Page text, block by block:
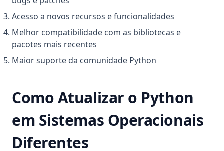
Pandasql - Pacote Python para Consultar DataFrames
Pandasql - Python Package for Querying DataFrames Using
Python Vector Database: The Best Databases and Tools for
Renomeando colunas no Pandas: Um guia completo
Reorganização de Colunas no Pandas: Técnicas Eficientes
Acesso a novos recursos e funcionalidades
Melhor compatibilidade com as bibliotecas e
pacotes mais recentes
Maior suporte da comunidade Python
Como Atualizar o Python
em Sistemas Operacionais
Diferentes